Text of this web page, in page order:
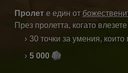
Пролет е един от
През пролетта, когато
30 точки за умения,
5 000